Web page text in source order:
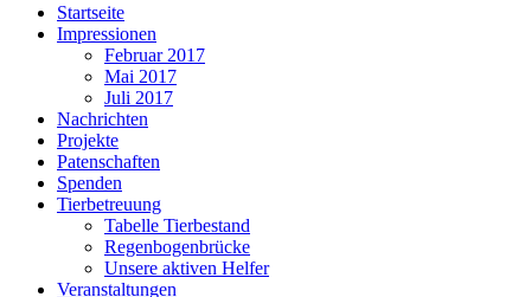
Startseite
Impressionen
Februar 2017
Mai 2017
Juli 2017
Nachrichten
Projekte
Patenschaften
Spenden
Tierbetreuung
Tabelle Tierbestand
Regenbogenbrücke
Unsere aktiven Helfer
Veranstaltungen